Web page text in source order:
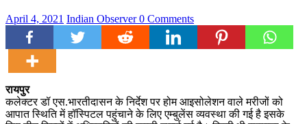
April 4, 2021 Indian Observer0 Comments
रायपुर
कलेक्टर डॉ एस.भारतीदासन के निर्देश पर होम आइसोलेशन वाले मरीजों को
आपात स्थिति में हॉस्पिटल पहुंचाने के लिए एम्बुलेंस व्यवस्था की गई है इसके